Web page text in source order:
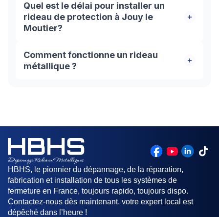
Quel est le délai pour installer un
rideau de protection à Jouy le
Moutier?
Suite à la réception de votre appel, les
techniciens de HBHS METAL seront chez-vous à
Jouy le Moutier dans la journée. Il faut compter
Comment fonctionne un rideau
métallique ?
HBHS, le pionnier du dépannage, de la réparation,
fabrication et installation de tous les systèmes de
fermeture en France, toujours rapido, toujours dispo.
Contactez-nous dès maintenant, votre expert local est
dépêché dans l’heure !